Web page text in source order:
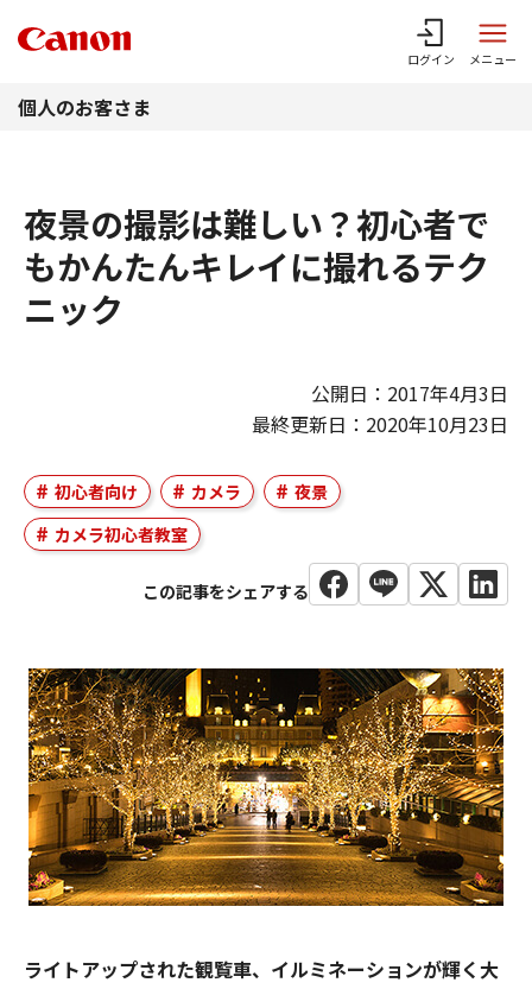
ログイン メニュー
個人のお客さま
夜景の撮影は難しい？初心者で
もかんたんキレイに撮れるテク
ニック
公開日：2017年4月3日
最終更新日：2020年10月23日
初心者向け カメラ
夜景
カメラ初心者教室
ライトアップされた観覧車、イルミネーションが輝く大